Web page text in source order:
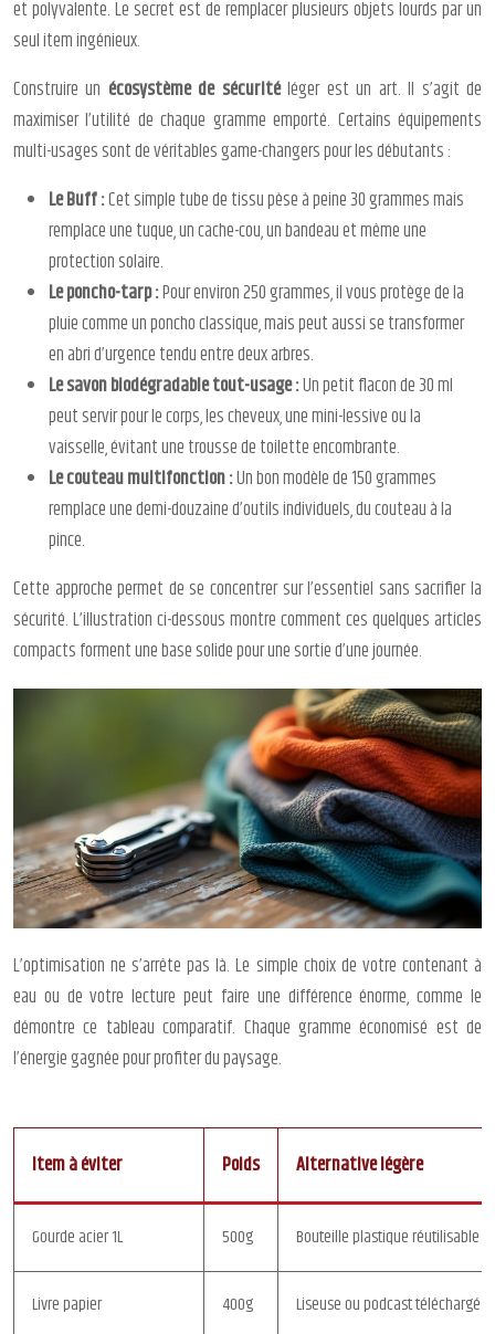
et polyvalente. Le secret est de remplacer plusieurs objets lourds par un
seul item ingénieux.
Construire un écosystème de sécuritéléger est un art. Il s’agit de
maximiser l’utilité de chaque gramme emporté. Certains équipements
multi-usages sont de véritables game-changers pour les débutants :
Le Buff :Cet simple tube de tissu pèse à peine 30 grammes mais
remplace une tuque, un cache-cou, un bandeau et même une
protection solaire.
Le poncho-tarp :Pour environ 250 grammes, il vous protège de la
pluie comme un poncho classique, mais peut aussi se transformer
en abri d’urgence tendu entre deux arbres.
Le savon biodégradable tout-usage :Un petit flacon de 30 ml
peut servir pour le corps, les cheveux, une mini-lessive ou la
vaisselle, évitant une trousse de toilette encombrante.
Le couteau multifonction :Un bon modèle de 150 grammes
remplace une demi-douzaine d’outils individuels, du couteau à la
pince.
Cette approche permet de se concentrer sur l’essentiel sans sacrifier la
sécurité. L’illustration ci-dessous montre comment ces quelques articles
compacts forment une base solide pour une sortie d’une journée.
L’optimisation ne s’arrête pas là. Le simple choix de votre contenant à
eau ou de votre lecture peut faire une différence énorme, comme le
démontre ce tableau comparatif. Chaque gramme économisé est de
l’énergie gagnée pour profiter du paysage.
Item à éviter Poids Alternative légère
Gourde acier 1L 500g Bouteille plastique réutilisable
Livre papier 400g Liseuse ou podcast téléchargé